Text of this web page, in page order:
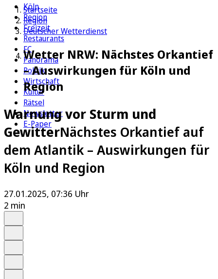
Köln
Region
Freizeit
Restaurants
FC
Panorama
Politik
Wirtschaft
Kultur
Rätsel
Newsletter
E-Paper
Startseite
Region
Deutscher Wetterdienst
Wetter NRW: Nächstes Orkantief
– Auswirkungen für Köln und
Region
Warnung vor Sturm und
GewitterNächstes Orkantief auf
dem Atlantik – Auswirkungen für
Köln und Region
27.01.2025, 07:36 Uhr
2 min